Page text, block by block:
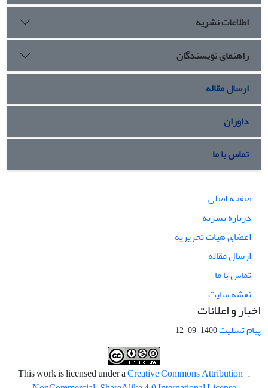
اطلاعات نشریه
راهنمای نویسندگان
ارسال مقاله
داوران
تماس با ما
صفحه اصلی
درباره نشریه
اعضای هیات تحریریه
ارسال مقاله
تماس با ما
نقشه سایت
اخبار و اعلانات
پیام تسلیت1400-09-12
.This work is licensed under a
Creative Commons Attribution-